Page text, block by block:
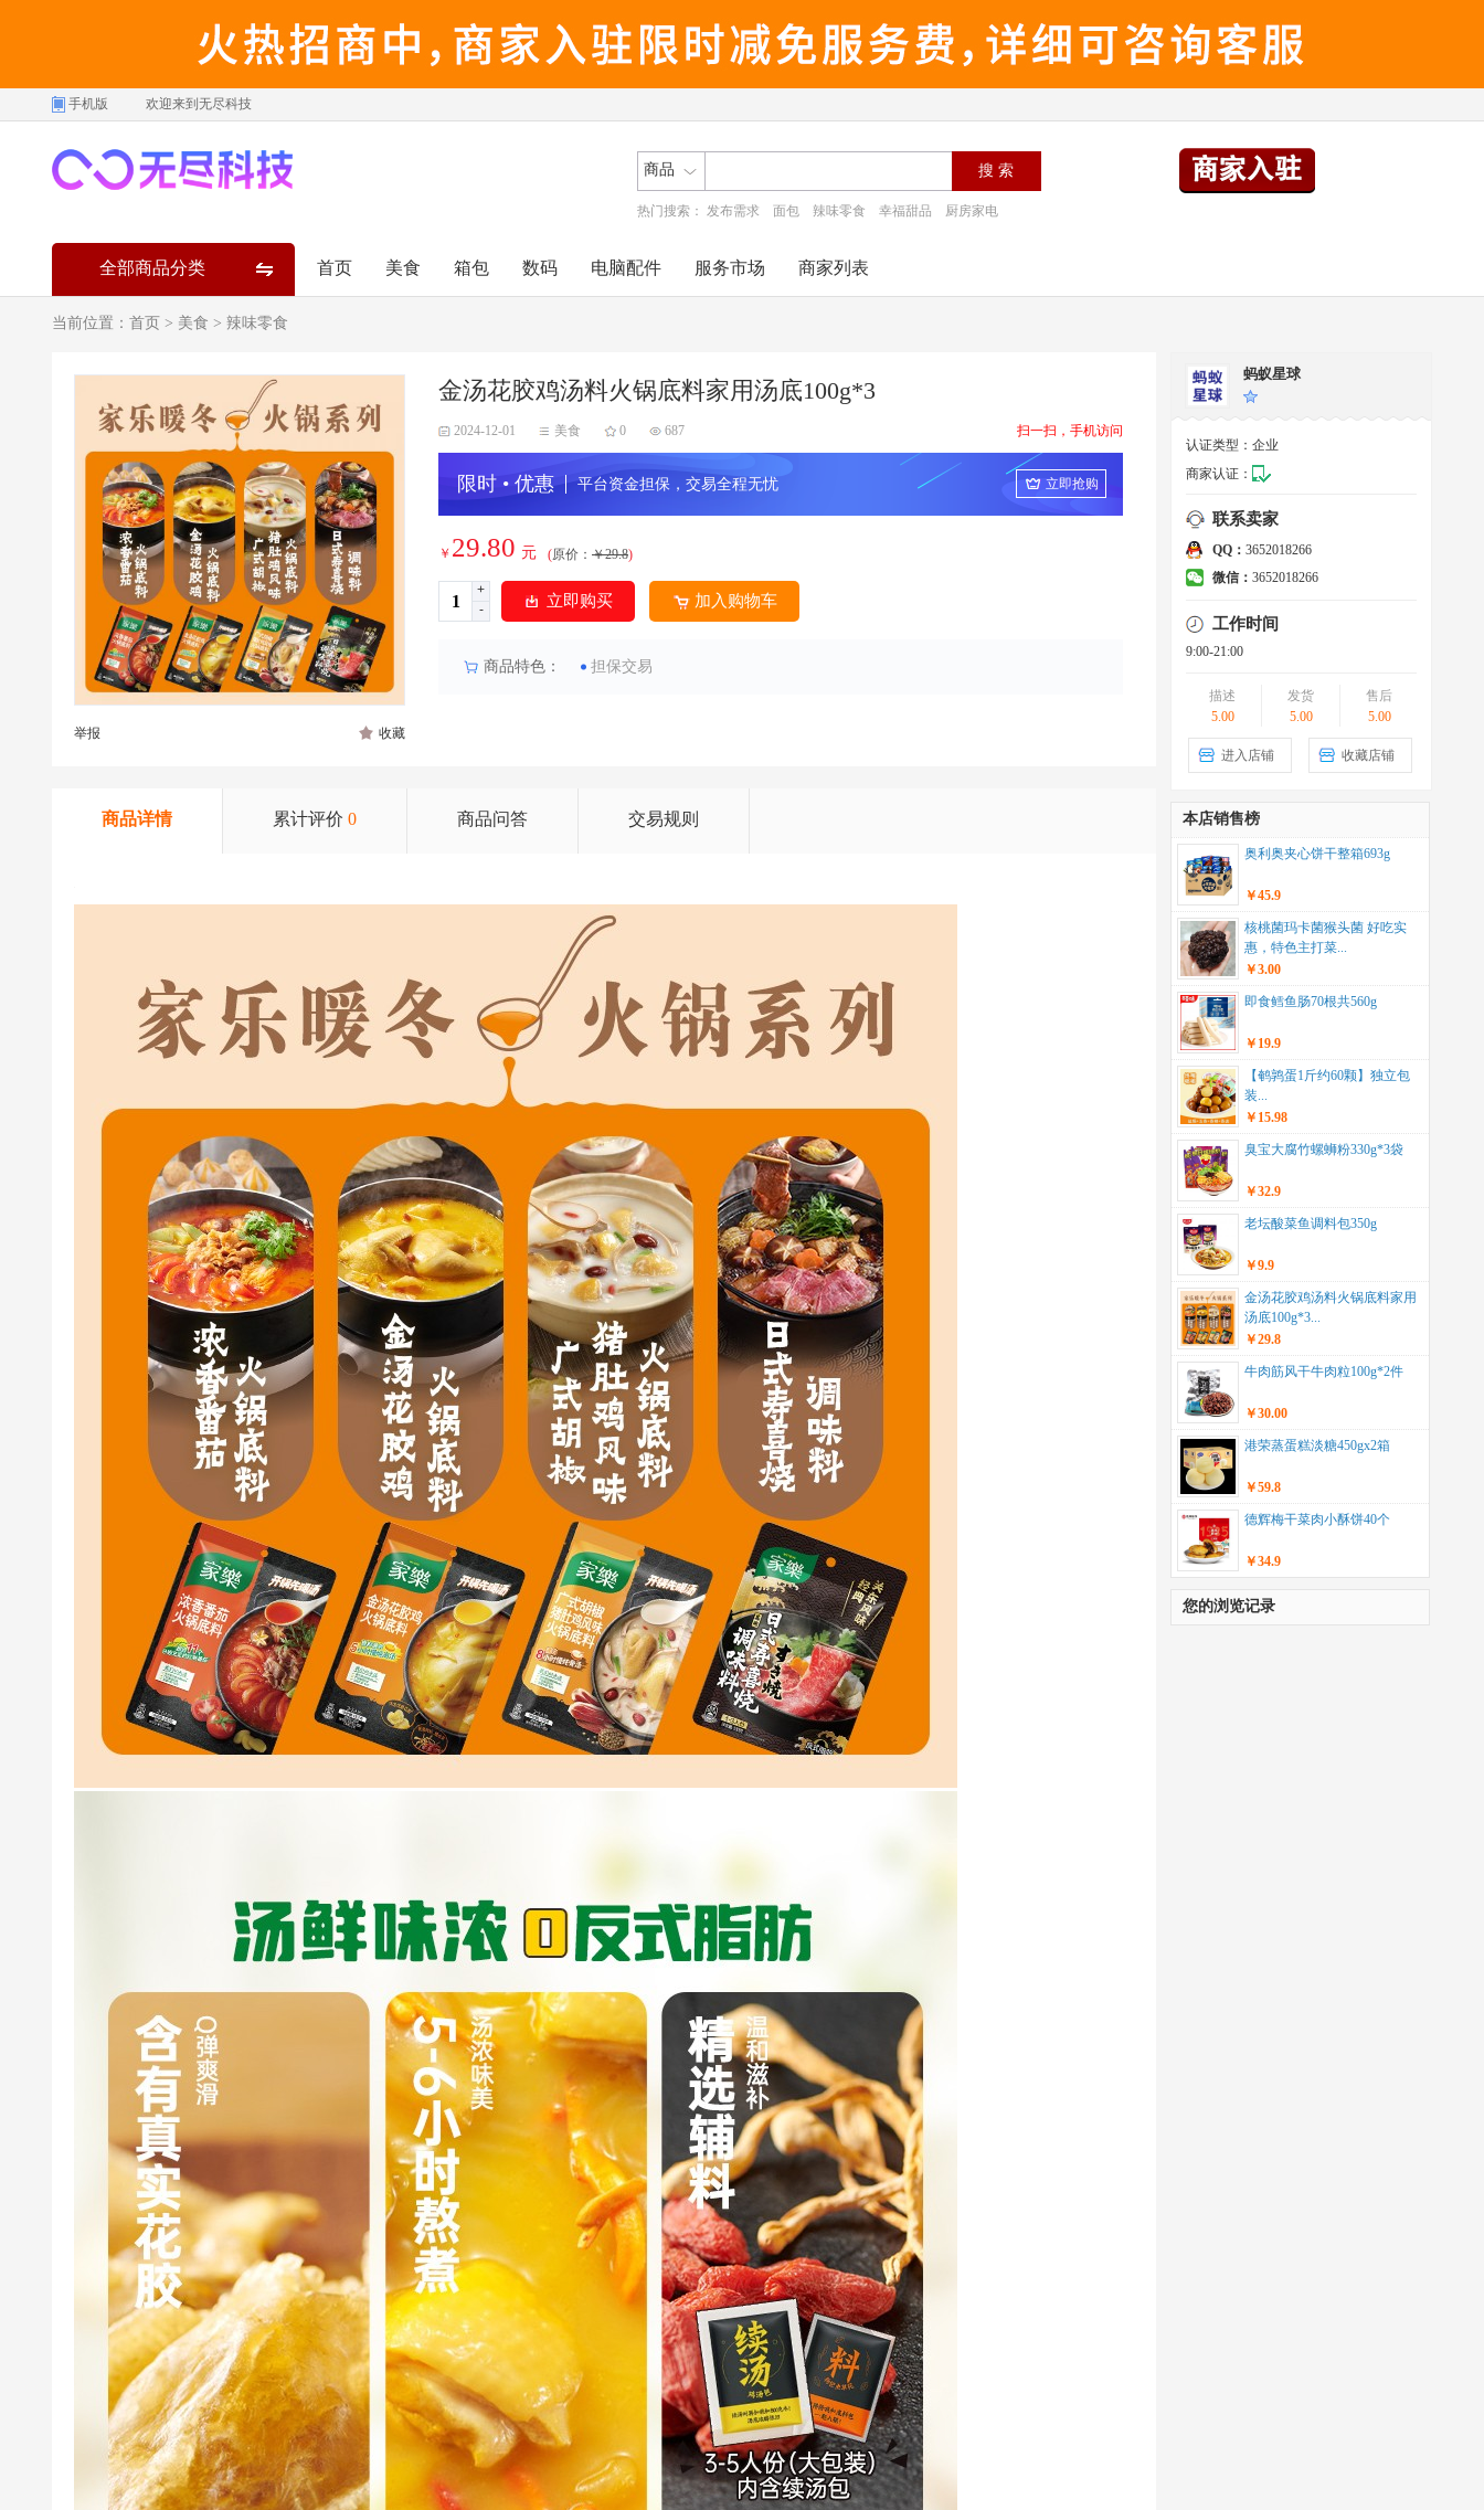
手机版 欢迎来到无尽科技
商品
热门搜索： 发布需求 面包 辣味零食 幸福甜品 厨房家电
全部商品分类 首页 美食 箱包 数码 电脑配件 服务市场 商家列表
当前位置： 首页 > 美食 > 辣味零食
举报 收藏
金汤花胶鸡汤料火锅底料家用汤底100g*3
2024-12-01 美食 0 687 扫一扫，手机访问
限时 • 优惠 平台资金担保，交易全程无忧 立即抢购
￥ 29.80 元 (原价： ￥29.8)
+
-
立即购买 加入购物车
商品特色： 担保交易
商品详情 累计评价 0 商品问答 交易规则
蚂蚁星球
认证类型： 企业
商家认证：
联系卖家
QQ： 3652018266
微信： 3652018266
工作时间
9:00-21:00
描述
5.00
发货
5.00
售后
5.00
进入店铺 收藏店铺
本店销售榜
奥利奥夹心饼干整箱693g
￥45.9
核桃菌玛卡菌猴头菌 好吃实
惠，特色主打菜...
￥3.00
即食鳕鱼肠70根共560g
￥19.9
【鹌鹑蛋1斤约60颗】独立包
装...
￥15.98
臭宝大腐竹螺蛳粉330g*3袋
￥32.9
老坛酸菜鱼调料包350g
￥9.9
金汤花胶鸡汤料火锅底料家用
汤底100g*3...
￥29.8
牛肉筋风干牛肉粒100g*2件
￥30.00
港荣蒸蛋糕淡糖450gx2箱
￥59.8
德辉梅干菜肉小酥饼40个
￥34.9
您的浏览记录